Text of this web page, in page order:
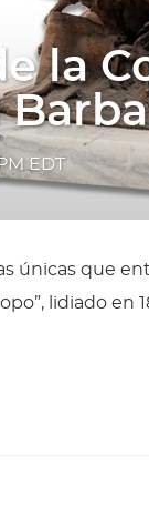
la
EDT
únicas que
lidiado en